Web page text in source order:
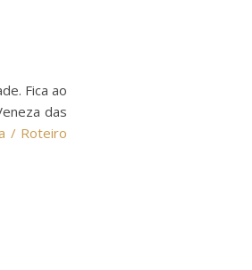
Fica ao
das
/ Roteiro